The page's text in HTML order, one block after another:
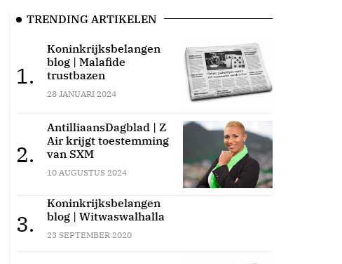
TRENDING ARTIKELEN
1.
Koninkrijksbelangen
blog | Malafide
trustbazen
28 JANUARI 2024
2.
AntilliaansDagblad | Z
Air krijgt toestemming
van SXM
10 AUGUSTUS 2024
3.
Koninkrijksbelangen
blog | Witwaswalhalla
23 SEPTEMBER 2020